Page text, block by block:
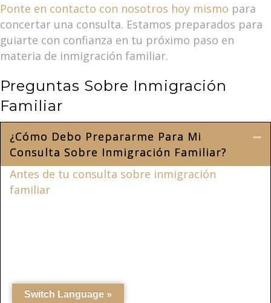
Ponte en contacto con nosotros hoy mismo para
concertar una consulta. Estamos preparados para
guiarte con confianza en tu próximo paso en
materia de inmigración familiar.
Preguntas Sobre Inmigración
Familiar
¿Cómo Debo Prepararme Para Mi
Consulta Sobre Inmigración Familiar?
Antes de tu consulta sobre inmigración
familiar
familia, aclara tus objetivos en materia de
inmigración y toma nota de cualquier aspecto
Switch Language »